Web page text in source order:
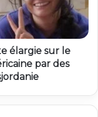
élargie sur le
par des